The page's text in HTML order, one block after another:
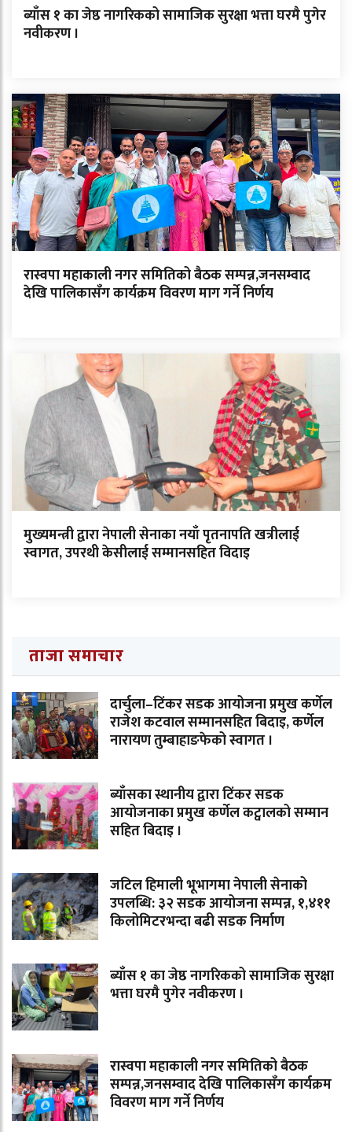
ब्याँस १ का जेष्ठ नागरिकको सामाजिक सुरक्षा भत्ता घरमै पुगेर
नवीकरण ।
रास्वपा महाकाली नगर समितिको बैठक सम्पन्न,जनसम्वाद
देखि पालिकासँग कार्यक्रम विवरण माग गर्ने निर्णय
मुख्यमन्त्री द्वारा नेपाली सेनाका नयाँ पृतनापति खत्रीलाई
स्वागत, उपरथी केसीलाई सम्मानसहित विदाइ
ताजा समाचार
दार्चुला–टिंकर सडक आयोजना प्रमुख कर्णेल
राजेश कटवाल सम्मानसहित बिदाइ, कर्णेल
नारायण तुम्बाहाङफेको स्वागत ।
ब्याँसका स्थानीय द्वारा टिंकर सडक
आयोजनाका प्रमुख कर्णेल कट्वालको सम्मान
सहित बिदाइ ।
जटिल हिमाली भूभागमा नेपाली सेनाको
उपलब्धि: ३२ सडक आयोजना सम्पन्न, १,४११
किलोमिटरभन्दा बढी सडक निर्माण
ब्याँस १ का जेष्ठ नागरिकको सामाजिक सुरक्षा
भत्ता घरमै पुगेर नवीकरण ।
रास्वपा महाकाली नगर समितिको बैठक
सम्पन्न,जनसम्वाद देखि पालिकासँग कार्यक्रम
विवरण माग गर्ने निर्णय